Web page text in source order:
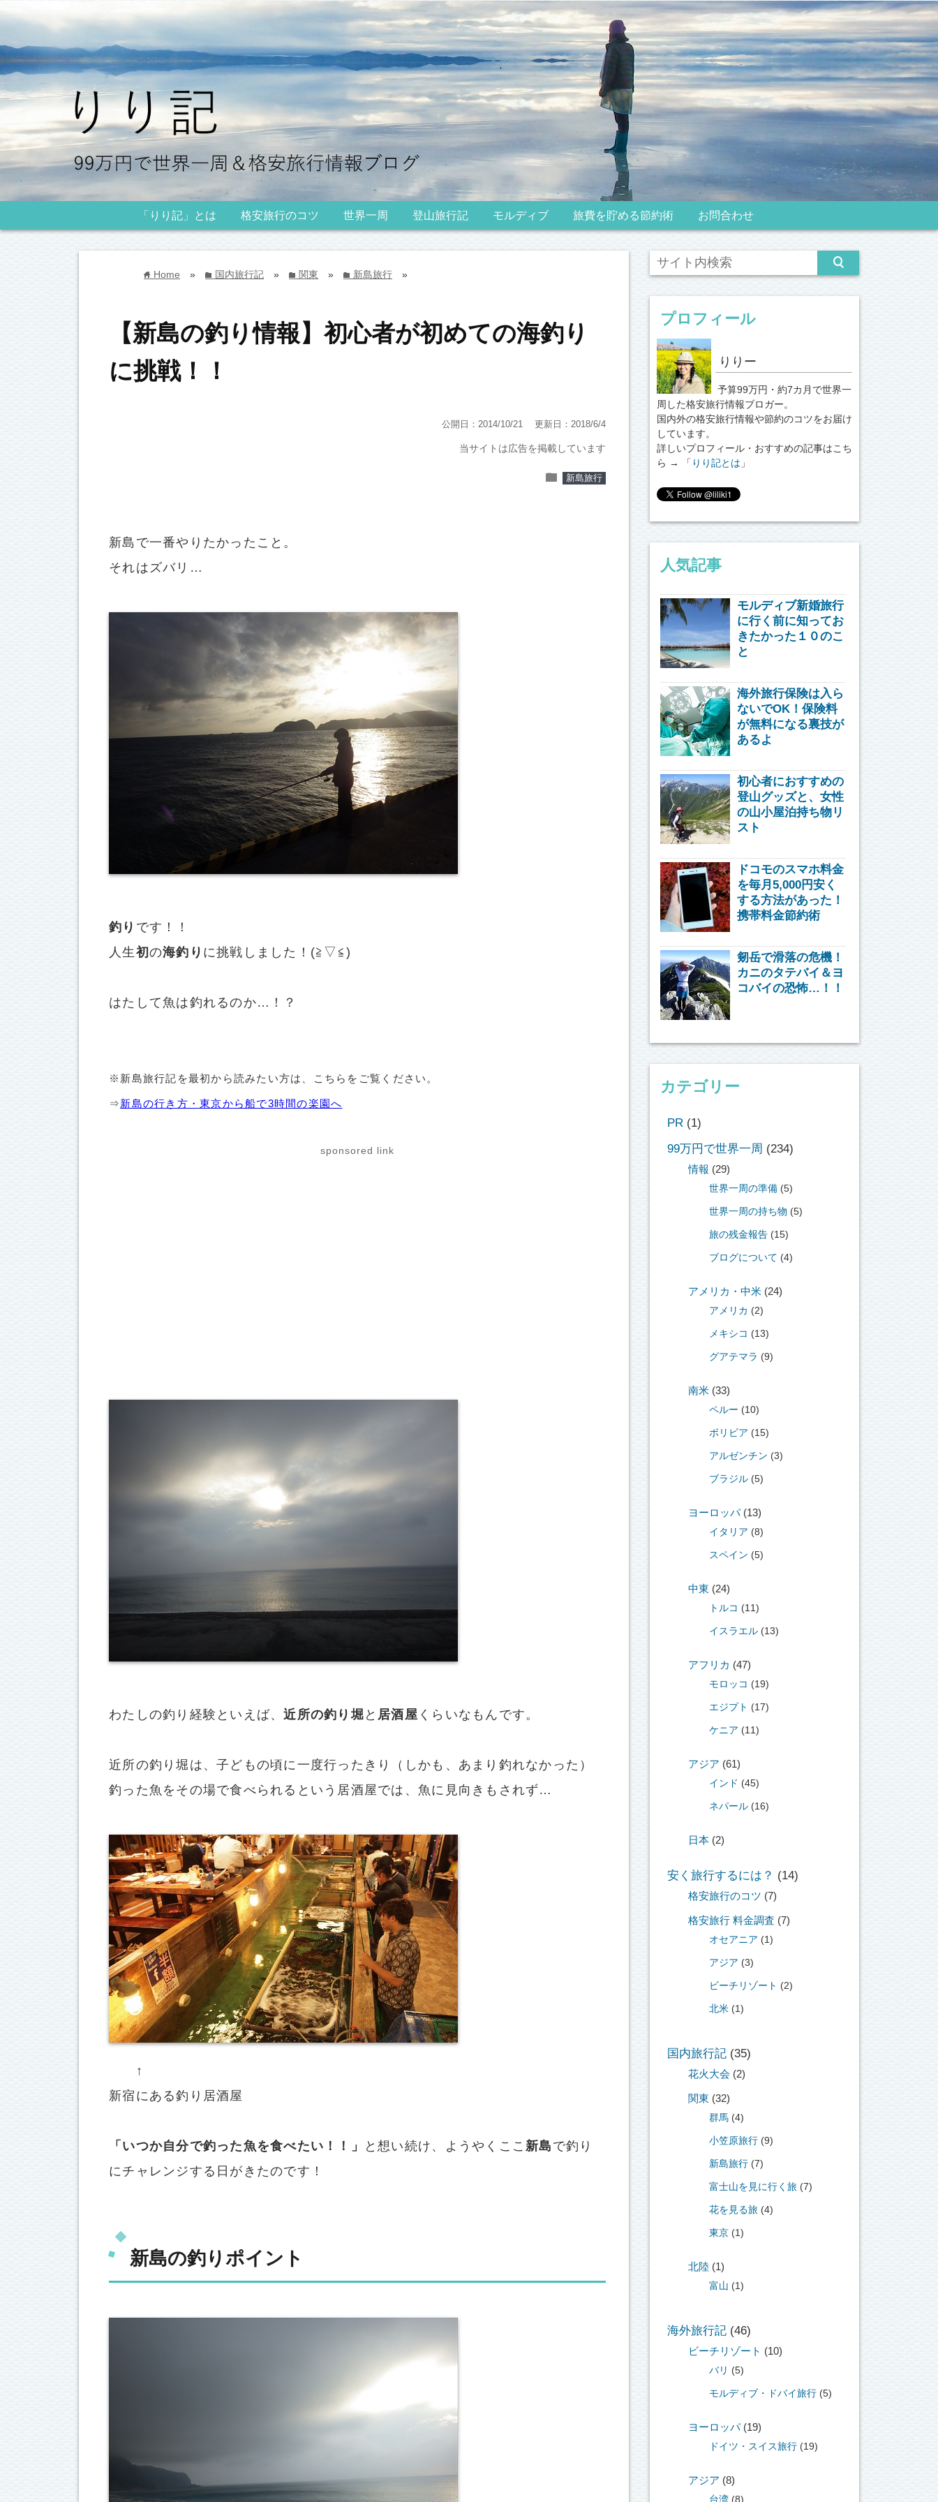
「りり記」とは 格安旅行のコツ 世界一周 登山旅行記 モルディブ 旅費を貯める節約術 お問合わせ
home Home » folder 国内旅行記 » folder 関東 » folder 新島旅行 »
【新島の釣り情報】初心者が初めての海釣り
に挑戦！！
公開日：2014/10/21 更新日：2018/6/4
当サイトは広告を掲載しています
folder 新島旅行
新島で一番やりたかったこと。
それはズバリ…
釣り です！！
人生 初 の海釣り に挑戦しました！(≧▽≦)
はたして魚は釣れるのか…！？
※新島旅行記を最初から読みたい方は、こちらをご覧ください。
⇒新島の行き方・東京から船で3時間の楽園へ
sponsored link
わたしの釣り経験といえば、近所の釣り堀 と 居酒屋 くらいなもんです。
近所の釣り堀は、子どもの頃に一度行ったきり（しかも、あまり釣れなかった）
釣った魚をその場で食べられるという居酒屋では、魚に見向きもされず…
↑
新宿にある釣り居酒屋
「いつか自分で釣った魚を食べたい！！」 と想い続け、ようやくここ新島 で釣り
にチャレンジする日がきたのです！
新島の釣りポイント
プロフィール
りりー
予算99万円・約7カ月で世界一
周した格安旅行情報ブロガー。
国内外の格安旅行情報や節約のコツをお届け
しています。
詳しいプロフィール・おすすめの記事はこち
ら → 「 りり記とは 」
人気記事
モルディブ新婚旅行
に行く前に知ってお
きたかった１０のこ
と
海外旅行保険は入ら
ないでOK！保険料
が無料になる裏技が
あるよ
初心者におすすめの
登山グッズと、女性
の山小屋泊持ち物リ
スト
ドコモのスマホ料金
を毎月5,000円安く
する方法があった！
携帯料金節約術
剱岳で滑落の危機！
カニのタテバイ＆ヨ
コバイの恐怖…！！
カテゴリー
PR (1)
99万円で世界一周 (234)
情報 (29)
世界一周の準備 (5)
世界一周の持ち物 (5)
旅の残金報告 (15)
ブログについて (4)
アメリカ・中米 (24)
アメリカ (2)
メキシコ (13)
グアテマラ (9)
南米 (33)
ペルー (10)
ボリビア (15)
アルゼンチン (3)
ブラジル (5)
ヨーロッパ(13)
イタリア (8)
スペイン (5)
中東 (24)
トルコ (11)
イスラエル (13)
アフリカ (47)
モロッコ (19)
エジプト (17)
ケニア (11)
アジア (61)
インド (45)
ネパール (16)
日本 (2)
安く旅行するには？ (14)
格安旅行のコツ (7)
格安旅行 料金調査 (7)
オセアニア (1)
アジア (3)
ビーチリゾート (2)
北米 (1)
国内旅行記 (35)
花火大会 (2)
関東 (32)
群馬 (4)
小笠原旅行 (9)
新島旅行 (7)
富士山を見に行く旅 (7)
花を見る旅 (4)
東京 (1)
北陸 (1)
富山 (1)
海外旅行記 (46)
ビーチリゾート (10)
バリ (5)
モルディブ・ドバイ旅行 (5)
ヨーロッパ(19)
ドイツ・スイス旅行 (19)
アジア (8)
台湾 (8)